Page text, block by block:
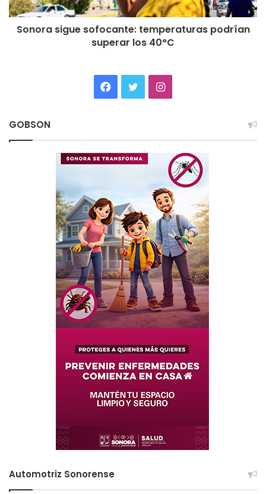
Sonora sigue sofocante: temperaturas podrían
superar los 40°C
Facebook
TwitterInstagram
GOBSON
Automotriz Sonorense